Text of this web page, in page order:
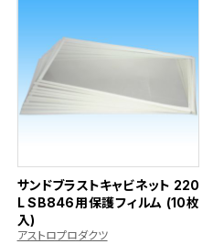
サンドブラストキャビネット 220
L SB846用保護フィルム (10枚
入)
アストロプロダクツ